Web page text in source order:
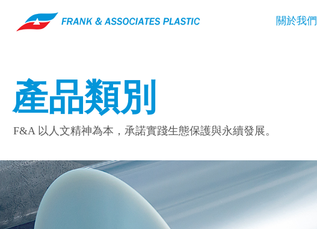
關於我們
產品類別
F&A 以人文精神為本，承諾實踐生態保護與永續發展。